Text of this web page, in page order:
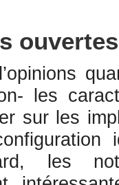
ouvertes
les
sur les
les